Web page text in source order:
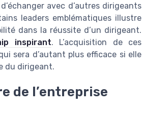
avec d’autres dirigeants
leaders emblématiques illustre
dans la réussite d’un dirigeant.
inspirant. L’acquisition de ces
sera d’autant plus efficace si elle
du dirigeant.
de l’entreprise